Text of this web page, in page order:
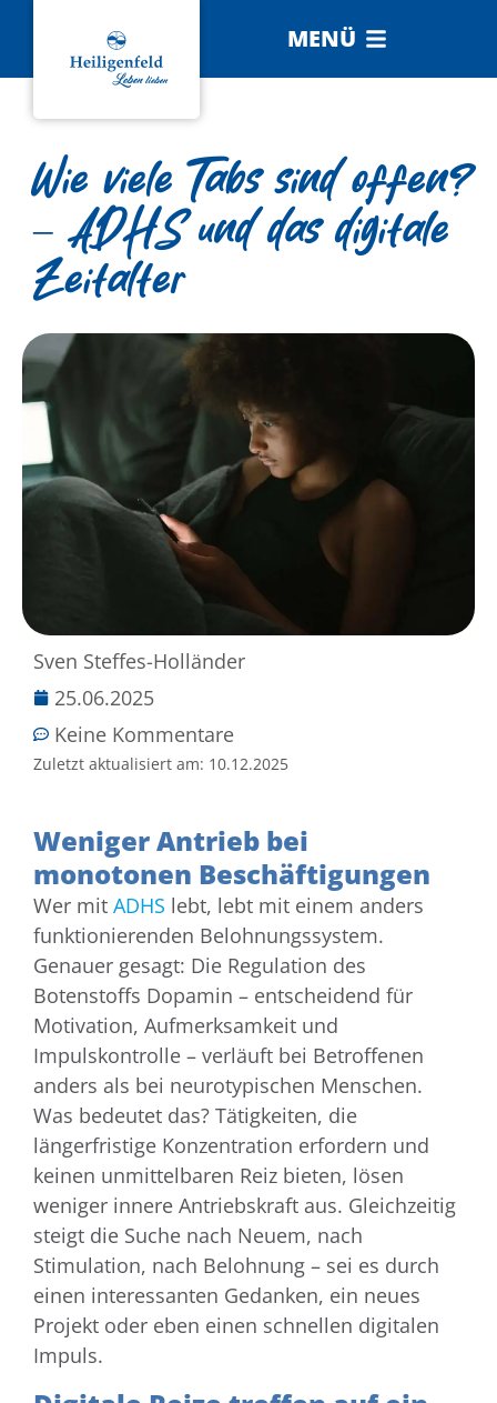
MENÜ
Wie viele Tabs sind offen?
– ADHS und das digitale
Zeitalter
Sven Steffes-Holländer
25.06.2025
Keine Kommentare
Zuletzt aktualisiert am: 10.12.2025
Weniger Antrieb bei
monotonen Beschäftigungen
Wer mit ADHS lebt, lebt mit einem anders
funktionierenden Belohnungssystem.
Genauer gesagt: Die Regulation des
Botenstoffs Dopamin – entscheidend für
Motivation, Aufmerksamkeit und
Impulskontrolle – verläuft bei Betroffenen
anders als bei neurotypischen Menschen.
Was bedeutet das? Tätigkeiten, die
längerfristige Konzentration erfordern und
keinen unmittelbaren Reiz bieten, lösen
weniger innere Antriebskraft aus. Gleichzeitig
steigt die Suche nach Neuem, nach
Stimulation, nach Belohnung – sei es durch
einen interessanten Gedanken, ein neues
Projekt oder eben einen schnellen digitalen
Impuls.